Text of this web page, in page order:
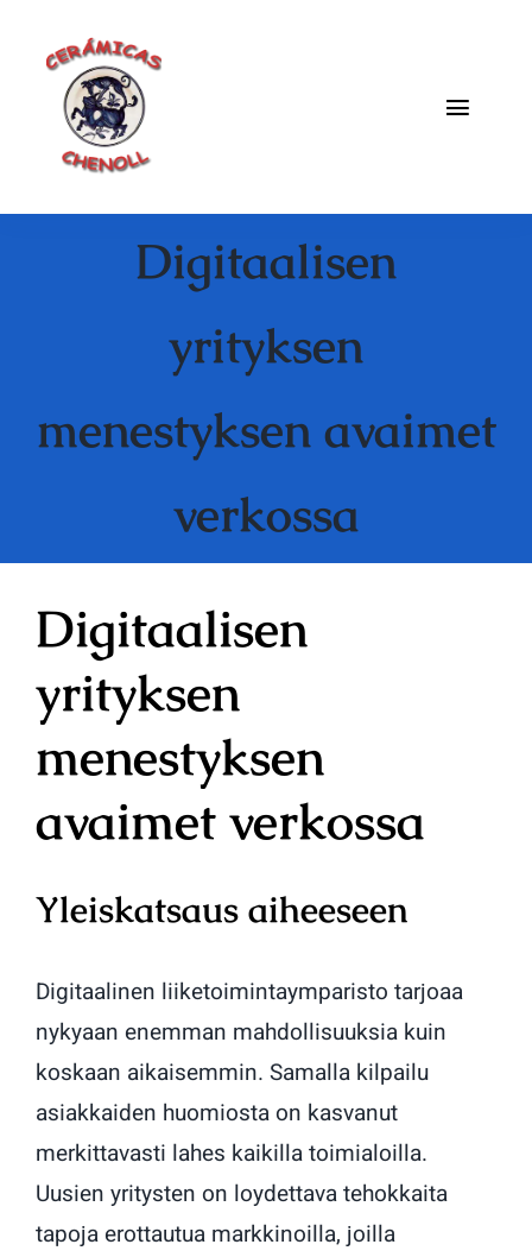
contenido
Toggle
Contacto
Digitaalisen
yrityksen
menestyksen avaimet
verkossa
Digitaalisen
yrityksen
menestyksen
avaimet verkossa
Yleiskatsaus aiheeseen
Digitaalinen liiketoimintaymparisto tarjoaa
nykyaan enemman mahdollisuuksia kuin
koskaan aikaisemmin. Samalla kilpailu
asiakkaiden huomiosta on kasvanut
merkittavasti lahes kaikilla toimialoilla.
Uusien yritysten on loydettava tehokkaita
tapoja erottautua markkinoilla, joilla